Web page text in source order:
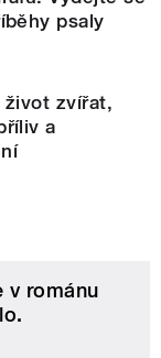
psaly
zvířat,
a
v románu